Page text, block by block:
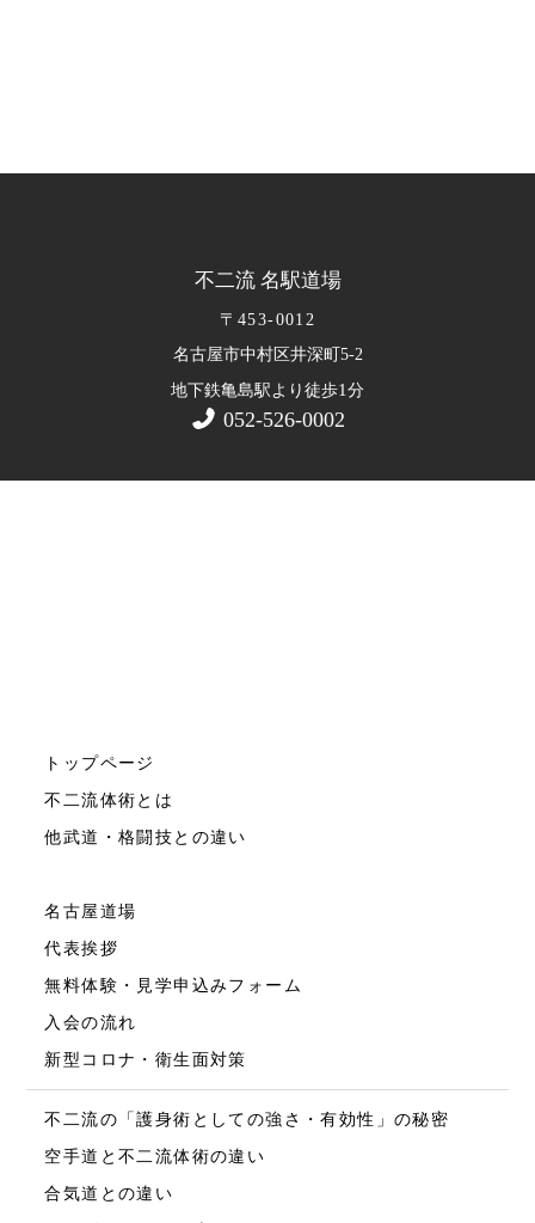
不二流 名駅道場
〒453-0012
名古屋市中村区井深町5-2
地下鉄亀島駅より徒歩1分
052-526-0002
トップページ
不二流体術とは
他武道・格闘技との違い
名古屋道場
代表挨拶
無料体験・見学申込みフォーム
入会の流れ
新型コロナ・衛生面対策
不二流の「護身術としての強さ・有効性」の秘密
空手道と不二流体術の違い
合気道との違い